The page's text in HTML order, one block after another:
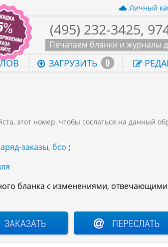
Личный
(495) 232-3425,
Печатаем бланки и журналы
ЗАГРУЗИТЬ 0
этот номер, чтобы сослаться на данный
заказы, бсо ;
бланка с изменениями,
ЗАКАЗАТЬ ПЕРЕСЛАТЬ